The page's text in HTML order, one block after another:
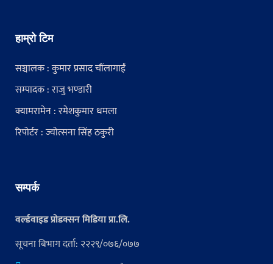
हाम्रो टिम
सञ्चालक : कुमार प्रसाद चौंलागाईं
सम्पादक : राजु भण्डारी
क्यामरामेन : रमेशकुमार धमला
रिपोर्टर : ज्योत्सना सिंह ठकुरी
सम्पर्क
वर्ल्डवाइड प्रोडक्सन मिडिया प्रा.लि.
सूचना बिभाग दर्ता: २२२९/०७६/०७७